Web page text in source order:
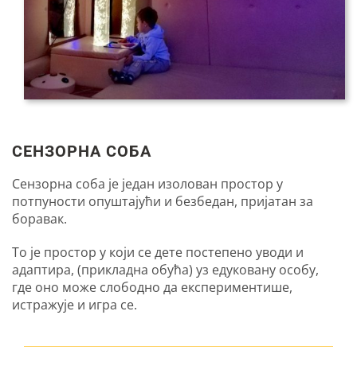
СЕНЗОРНА СОБА
Сензорна соба је један изолован простор у
потпуности опуштајући и безбедан, пријатан за
боравак.
То је простор у који се дете постепено уводи и
адаптира, (прикладна обућа) уз едуковану особу,
где оно може слободно да експериментише,
истражује и игра се.